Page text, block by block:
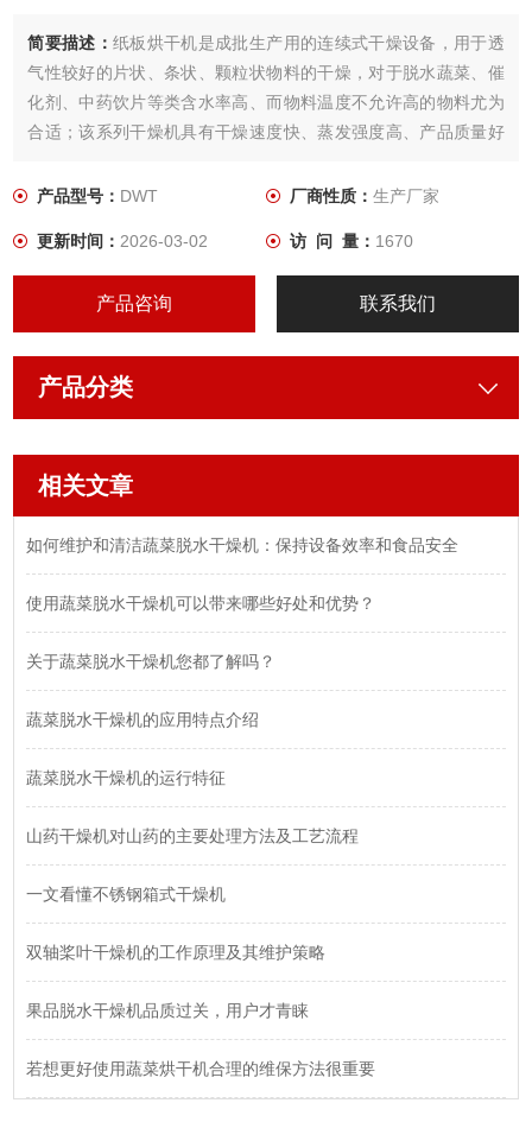
简要描述： 纸板烘干机是成批生产用的连续式干燥设备，用于透
气性较好的片状、条状、颗粒状物料的干燥，对于脱水蔬菜、催
化剂、中药饮片等类含水率高、而物料温度不允许高的物料尤为
合适；该系列干燥机具有干燥速度快、蒸发强度高、产品质量好
干燥。
产品型号： DWT 厂商性质： 生产厂家
更新时间：2026-03-02 访 问 量： 1670
产品咨询 联系我们
产品分类
相关文章
如何维护和清洁蔬菜脱水干燥机：保持设备效率和食品安全
使用蔬菜脱水干燥机可以带来哪些好处和优势？
关于蔬菜脱水干燥机您都了解吗？
蔬菜脱水干燥机的应用特点介绍
蔬菜脱水干燥机的运行特征
山药干燥机对山药的主要处理方法及工艺流程
一文看懂不锈钢箱式干燥机
双轴桨叶干燥机的工作原理及其维护策略
果品脱水干燥机品质过关，用户才青睐
若想更好使用蔬菜烘干机合理的维保方法很重要